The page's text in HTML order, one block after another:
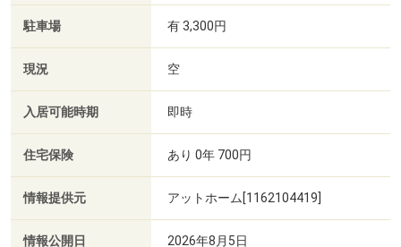
駐車場 有 3,300円
現況 空
入居可能時期 即時
住宅保険 あり 0年 700円
情報提供元 アットホーム[1162104419]
情報公開日 2026年8月5日